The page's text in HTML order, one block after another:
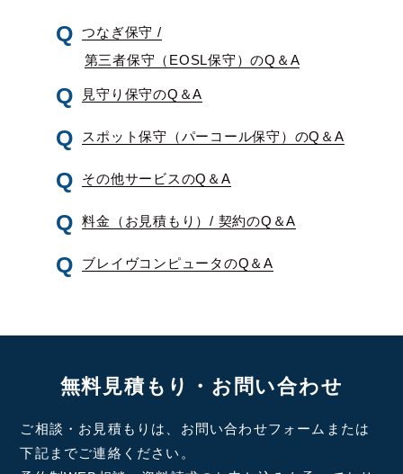
つなぎ保守 /
第三者保守（EOSL保守）のQ＆A
見守り保守のQ＆A
スポット保守（パーコール保守）のQ＆A
その他サービスのQ＆A
料金（お見積もり）/ 契約のQ＆A
ブレイヴコンピュータのQ＆A
無料見積もり・お問い合わせ
ご相談・お見積もりは、お問い合わせフォームまたは
下記までご連絡ください。